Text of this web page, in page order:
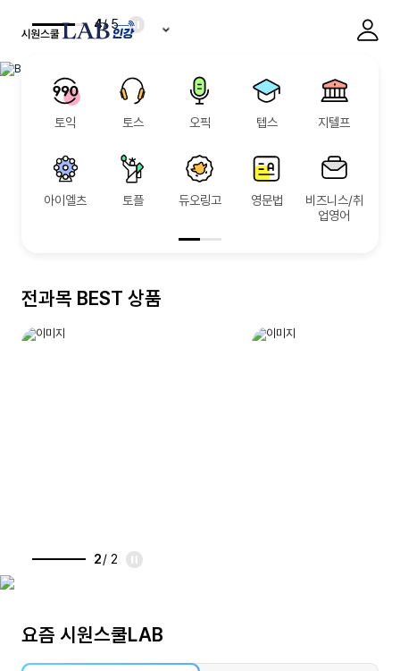
4/ 5
토익 토스 오픽 텝스 지텔프
아이엘츠 토플 듀오링고 영문법
비즈니스/취
업영어
전과목 BEST 상품
2/ 2
요즘 시원스쿨LAB